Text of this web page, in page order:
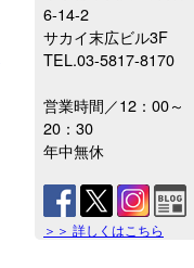
6-14-2
サカイ末広ビル3F
TEL.03-5817-8170
営業時間／12：00～
20：30
年中無休
＞＞ 詳しくはこちら